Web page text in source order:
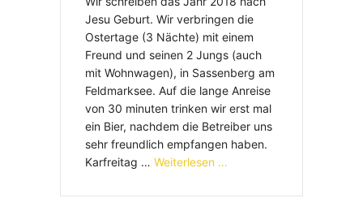
Jesu Geburt. Wir verbringen die
Ostertage (3 Nächte) mit einem
Freund und seinen 2 Jungs (auch
mit Wohnwagen), in Sassenberg am
Feldmarksee. Auf die lange Anreise
von 30 minuten trinken wir erst mal
ein Bier, nachdem die Betreiber uns
sehr freundlich empfangen haben.
Karfreitag … Weiterlesen …